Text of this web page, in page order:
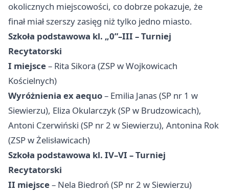
okolicznych miejscowości, co dobrze pokazuje, że
finał miał szerszy zasięg niż tylko jedno miasto.
Szkoła podstawowa kl. „0”–III – Turniej
Recytatorski
I miejsce– Rita Sikora (ZSP w Wojkowicach
Kościelnych)
Wyróżnienia ex aequo– Emilia Janas (SP nr 1 w
Siewierzu), Eliza Okularczyk (SP w Brudzowicach),
Antoni Czerwiński (SP nr 2 w Siewierzu), Antonina Rok
(ZSP w Żelisławicach)
Szkoła podstawowa kl. IV–VI – Turniej
Recytatorski
II miejsce– Nela Biedroń (SP nr 2 w Siewierzu)